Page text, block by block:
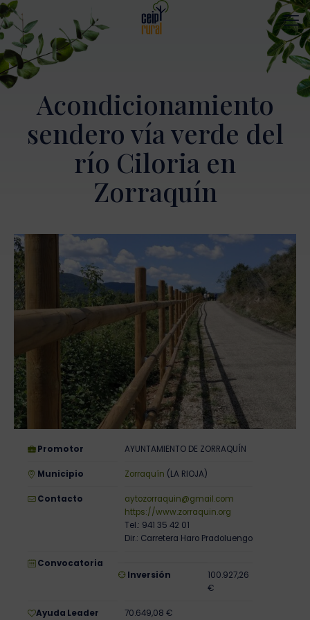
Acondicionamiento
sendero vía verde del
río Ciloria en
Zorraquín
Promotor AYUNTAMIENTO DE ZORRAQUÍN
Municipio Zorraquín (LA RIOJA)
Contacto
aytozorraquin@gmail.com
https://www.zorraquin.org
Tel.: 941 35 42 01
Dir.: Carretera Haro Pradoluengo
Convocatoria
Inversión
100.927,26
€
Ayuda Leader 70.649,08 €